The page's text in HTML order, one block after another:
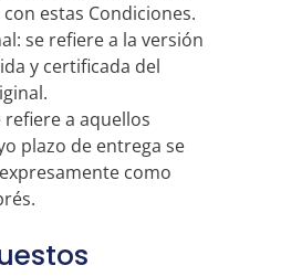
estas Condiciones.
se refiere a la versión
y certificada del
refiere a aquellos
plazo de entrega se
como